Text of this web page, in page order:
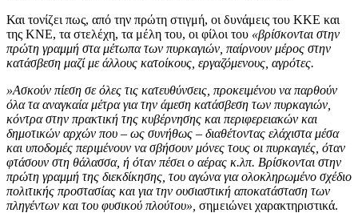
Και τονίζει πως, από την πρώτη στιγμή, οι δυνάμεις του ΚΚΕ και
της ΚΝΕ, τα στελέχη, τα μέλη του, οι φίλοι του «βρίσκονται στην
πρώτη γραμμή στα μέτωπα των πυρκαγιών, παίρνουν μέρος στην
κατάσβεση μαζί με άλλους κατοίκους, εργαζόμενους, αγρότες.
»Ασκούν πίεση σε όλες τις κατευθύνσεις, προκειμένου να παρθούν
όλα τα αναγκαία μέτρα για την άμεση κατάσβεση των πυρκαγιών,
κόντρα στην πρακτική της κυβέρνησης και περιφερειακών και
δημοτικών αρχών που – ως συνήθως – διαθέτοντας ελάχιστα μέσα
και υποδομές περιμένουν να σβήσουν μόνες τους οι πυρκαγιές, όταν
φτάσουν στη θάλασσα, ή όταν πέσει ο αέρας κ.λπ. Βρίσκονται στην
πρώτη γραμμή της διεκδίκησης, του αγώνα για ολοκληρωμένο σχέδιο
πολιτικής προστασίας και για την ουσιαστική αποκατάσταση των
πληγέντων και του φυσικού πλούτου», σημειώνει χαρακτηριστικά.